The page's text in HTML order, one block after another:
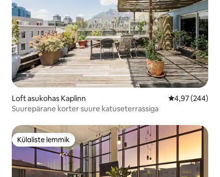
Loft asukohas Kaplinn Keskmine
4,97 (244)
Suurepärane korter suure katuseterrassiga
Külaliste lemmik
Külaliste lemmik